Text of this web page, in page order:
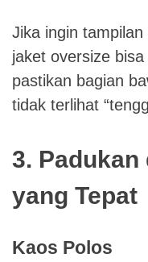
Jika ingin
jaket oversize
pastikan bagian
tidak terlihat
3. Padukan
yang Tepat
Kaos Polos